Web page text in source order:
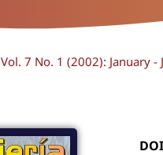
Vol. 7 No. 1 (2002): January -